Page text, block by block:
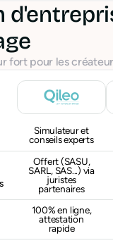
fort pour les
Simulateur et
conseils experts
Offert (SASU,
SARL, SAS...) via
juristes
partenaires
100% en ligne,
attestation
rapide